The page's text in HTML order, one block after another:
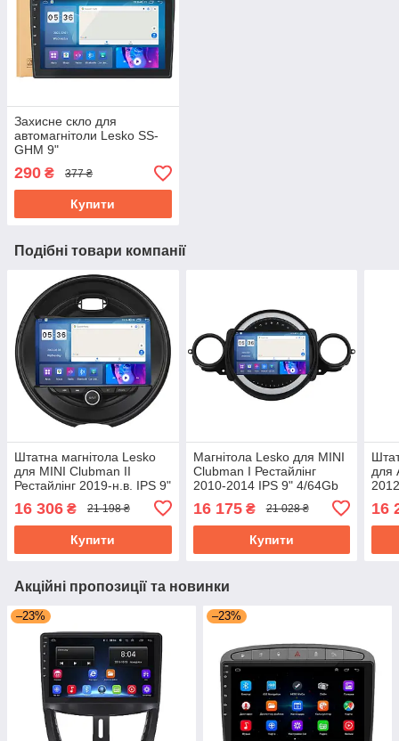
Захисне скло для
автомагнітоли Lesko SS-
GHM 9"
290 ₴ 377 ₴
Купити
Подібні товари компанії
Штатна магнітола Lesko
для MINI Clubman II
Рестайлінг 2019-н.в. IPS 9"
4/64Gb CarPlay 4G Wi-Fi
GPS Prime
16 306 ₴ 21 198 ₴
Купити
Магнітола Lesko для MINI
Clubman I Рестайлінг
2010-2014 IPS 9" 4/64Gb
Prime
16 175₴ 21 028 ₴
Купити
для
16
Акційні пропозиції та новинки
–23% –23%